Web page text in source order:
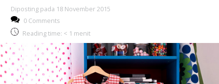
Diposting pada 18 November 2015
0 Comments
Reading time: < 1 menit